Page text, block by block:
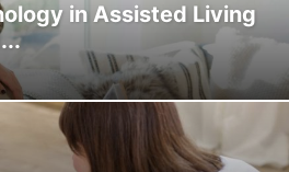
in Assisted Living